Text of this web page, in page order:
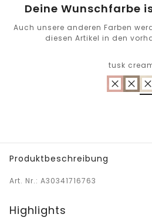
Deine Wunschfarbe
Auch unsere anderen Farben
diesen Artikel in den
tusk
Produktbeschreibung
Art. Nr.: A30341716763
Highlights